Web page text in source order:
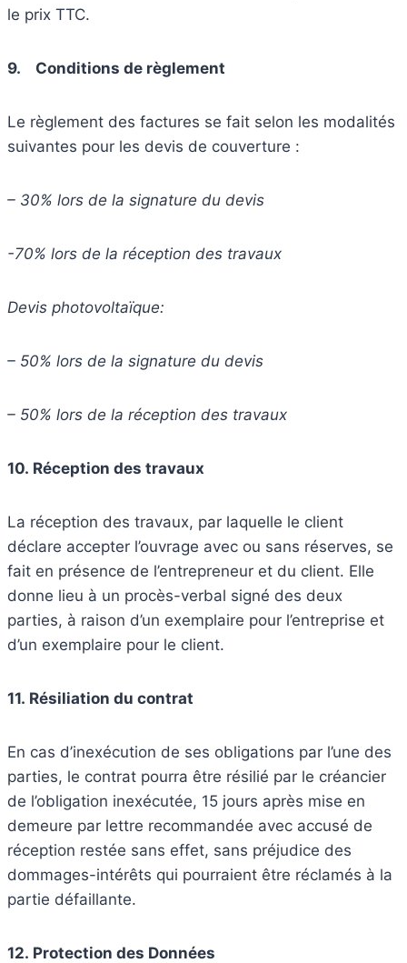
le prix TTC.
9. Conditions de règlement
Le règlement des factures se fait selon les modalités
suivantes pour les devis de couverture :
– 30% lors de la signature du devis
-70% lors de la réception des travaux
Devis photovoltaïque:
– 50% lors de la signature du devis
– 50% lors de la réception des travaux
10. Réception des travaux
La réception des travaux, par laquelle le client
déclare accepter l’ouvrage avec ou sans réserves, se
fait en présence de l’entrepreneur et du client. Elle
donne lieu à un procès-verbal signé des deux
parties, à raison d’un exemplaire pour l’entreprise et
d’un exemplaire pour le client.
11. Résiliation du contrat
En cas d’inexécution de ses obligations par l’une des
parties, le contrat pourra être résilié par le créancier
de l’obligation inexécutée, 15 jours après mise en
demeure par lettre recommandée avec accusé de
réception restée sans effet, sans préjudice des
dommages-intérêts qui pourraient être réclamés à la
partie défaillante.
12. Protection des Données